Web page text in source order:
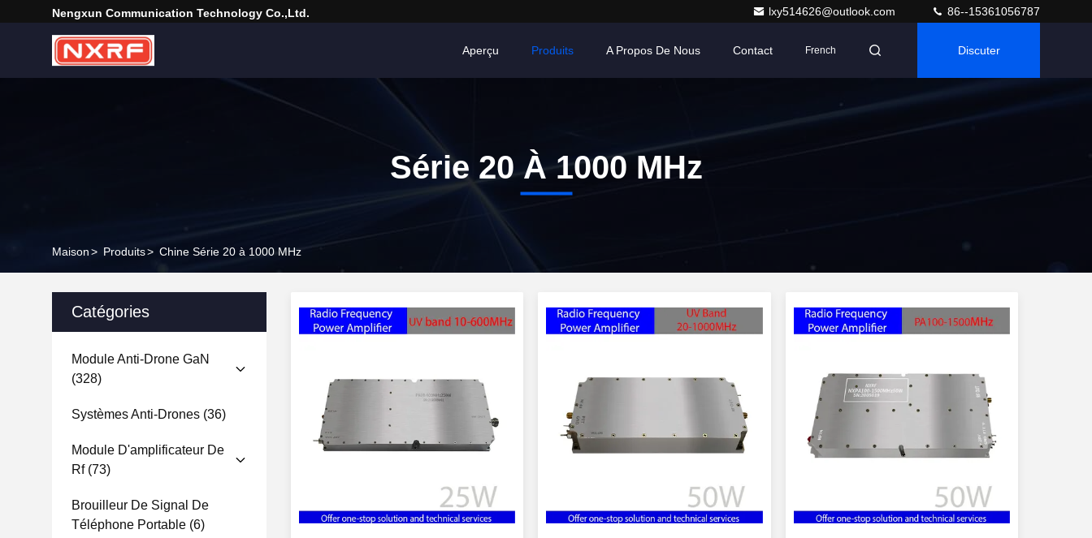
Nengxun Communication Technology Co.,Ltd. lxy514626@outlook.com 86--15361056787
Aperçu Produits A Propos De Nous Contact French Discuter
Série 20 À 1000 MHz
Maison> Produits> Chine Série 20 à 1000 MHz
Catégories
Module Anti-Drone GaN
(328)
Systèmes Anti-Drones (36)
Module D'amplificateur De
Rf(73)
Brouilleur De Signal De
Téléphone Portable (6)